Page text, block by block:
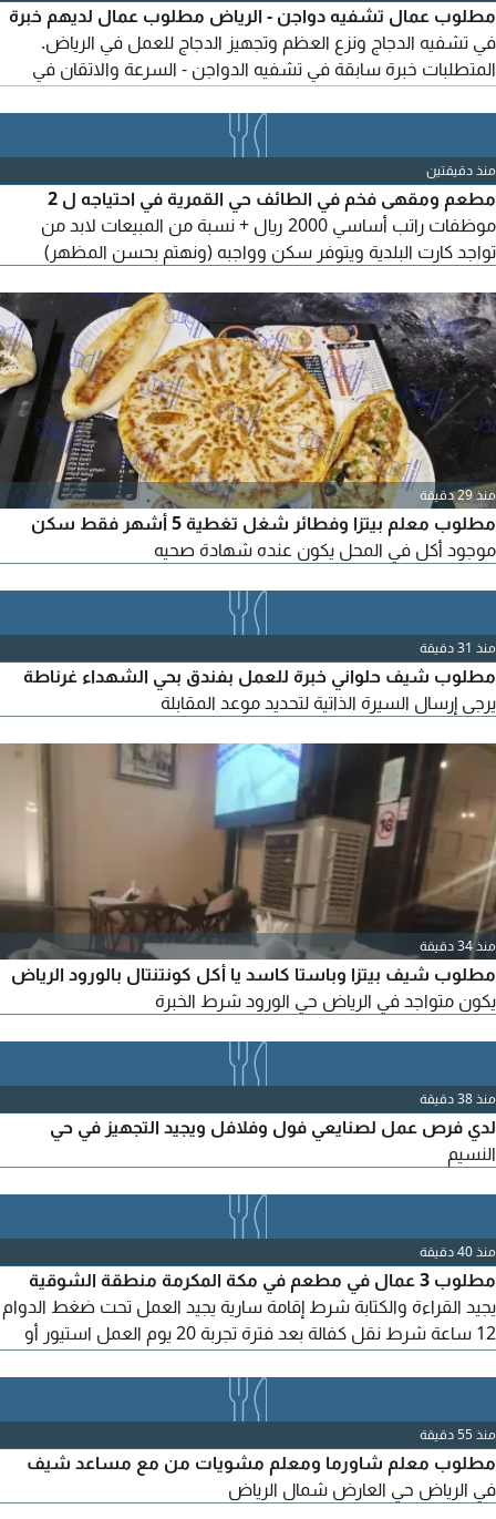
مطلوب عمال تشفيه دواجن - الرياض مطلوب عمال لديهم خبرة
في تشفيه الدجاج ونزع العظم وتجهيز الدجاج للعمل في الرياض.
المتطلبات خبرة سابقة في تشفيه الدواجن - السرعة والاتقان في
طبيعة العمل تشفيه وتجهيز الدجاج بكميات يومية. الراتب والمميزات
تحدد حسب الخبرة والانتاجية العمل الرياض حي الروضة التواصل
منذ دقيقتين
مطعم ومقهى فخم في الطائف حي القمرية في احتياجه ل 2
موظفات راتب أساسي 2000 ريال + نسبة من المبيعات لابد من
تواجد كارت البلدية ويتوفر سكن وواجبه (ونهتم بحسن المظهر)
منذ 29 دقيقة
مطلوب معلم بيتزا وفطائر شغل تغطية 5 أشهر فقط سكن
موجود أكل في المحل يكون عنده شهادة صحيه
منذ 31 دقيقة
مطلوب شيف حلواني خبرة للعمل بفندق بحي الشهداء غرناطة
يرجى إرسال السيرة الذاتية لتحديد موعد المقابلة
منذ 34 دقيقة
مطلوب شيف بيتزا وباستا كاسد يا أكل كونتنتال بالورود الرياض
يكون متواجد في الرياض حي الورود شرط الخبرة
منذ 38 دقيقة
لدي فرص عمل لصنايعي فول وفلافل ويجيد التجهيز في حي
النسيم
منذ 40 دقيقة
مطلوب 3 عمال في مطعم في مكة المكرمة منطقة الشوقية
يجيد القراءة والكتابة شرط إقامة سارية يجيد العمل تحت ضغط الدوام
12 ساعة شرط نقل كفالة بعد فترة تجربة 20 يوم العمل استيور أو
منذ 55 دقيقة
مطلوب معلم شاورما ومعلم مشويات من مع مساعد شيف
في الرياض حي العارض شمال الرياض